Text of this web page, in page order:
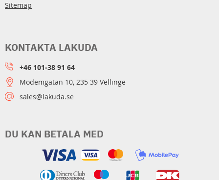
Sitemap
DU KAN BETALA MED
KONTAKTA LAKUDA
+46 101-38 91 64
Modemgatan 10, 235 39 Vellinge
sales@lakuda.se